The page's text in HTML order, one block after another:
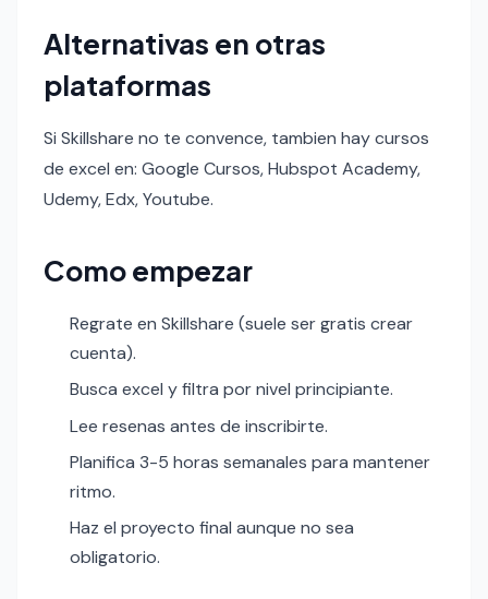
Alternativas en otras
plataformas
Si Skillshare no te convence, tambien hay cursos
de excel en: Google Cursos, Hubspot Academy,
Udemy, Edx, Youtube.
Como empezar
Regrate en Skillshare (suele ser gratis crear
cuenta).
Busca excel y filtra por nivel principiante.
Lee resenas antes de inscribirte.
Planifica 3-5 horas semanales para mantener
ritmo.
Haz el proyecto final aunque no sea
obligatorio.